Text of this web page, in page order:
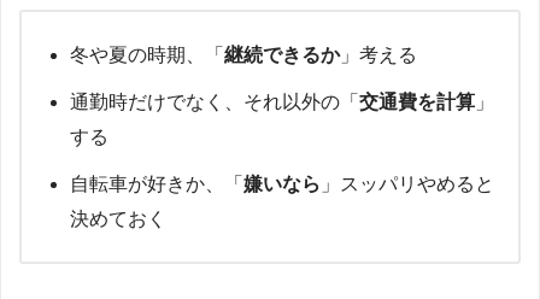
冬や夏の時期、「 継続できるか」考える
通勤時だけでなく、それ以外の「 交通費を計算 」
する
自転車が好きか、「 嫌いなら 」スッパリやめると
決めておく